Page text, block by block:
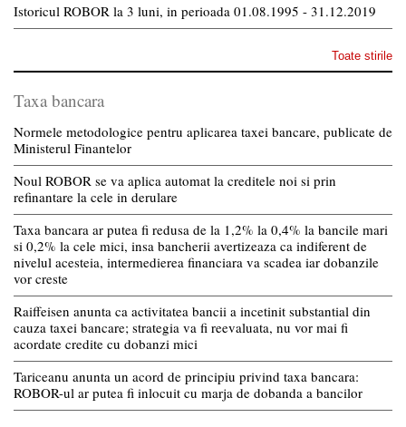
Istoricul ROBOR la 3 luni, in perioada 01.08.1995 - 31.12.2019
Toate stirile
Taxa bancara
Normele metodologice pentru aplicarea taxei bancare, publicate de
Ministerul Finantelor
Noul ROBOR se va aplica automat la creditele noi si prin
refinantare la cele in derulare
Taxa bancara ar putea fi redusa de la 1,2% la 0,4% la bancile mari
si 0,2% la cele mici, insa bancherii avertizeaza ca indiferent de
nivelul acesteia, intermedierea financiara va scadea iar dobanzile
vor creste
Raiffeisen anunta ca activitatea bancii a incetinit substantial din
cauza taxei bancare; strategia va fi reevaluata, nu vor mai fi
acordate credite cu dobanzi mici
Tariceanu anunta un acord de principiu privind taxa bancara:
ROBOR-ul ar putea fi inlocuit cu marja de dobanda a bancilor